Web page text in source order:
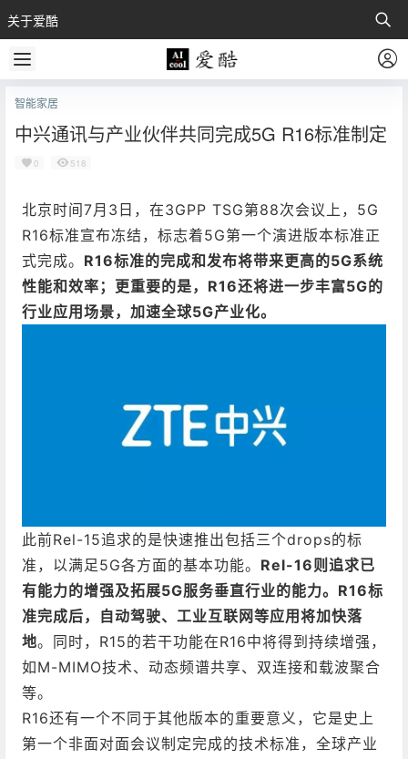
关于爱酷
智能家居
中兴通讯与产业伙伴共同完成5G R16标准制定
0 518
北京时间7月3日，在3GPP TSG第88次会议上，5G
R16标准宣布冻结，标志着5G第一个演进版本标准正
式完成。 R16标准的完成和发布将带来更高的5G系统
性能和效率；更重要的是，R16还将进一步丰富5G的
行业应用场景，加速全球5G产业化。
此前Rel-15追求的是快速推出包括三个drops的标
准，以满足5G各方面的基本功能。 Rel-16则追求已
有能力的增强及拓展5G服务垂直行业的能力。R16标
准完成后，自动驾驶、工业互联网等应用将加快落
地。同时，R15的若干功能在R16中将得到持续增强，
如M-MIMO技术、动态频谱共享、双连接和载波聚合
等。
R16还有一个不同于其他版本的重要意义，它是史上
第一个非面对面会议制定完成的技术标准，全球产业